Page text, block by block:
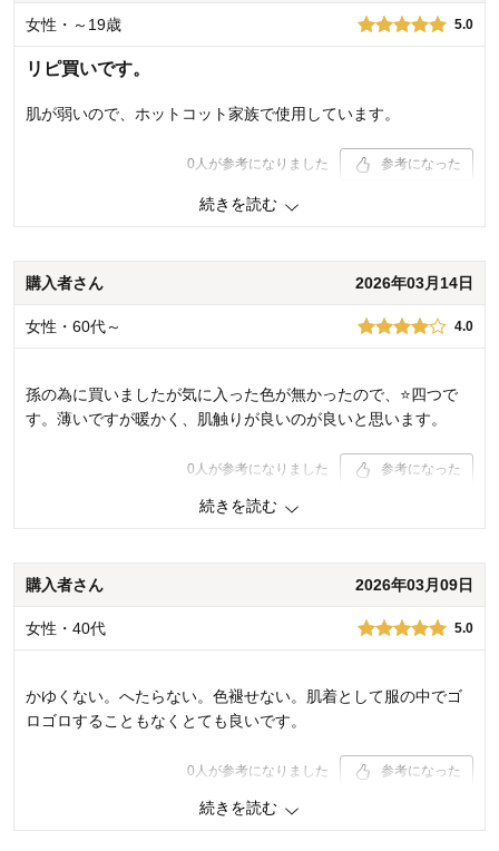
お子さまの性別：
女性・～19歳 5.0
リピ買いです。
肌が弱いので、ホットコット家族で使用しています。
0 人が参考になりました 参考になった
5.0
着心地･使用感
ブラック（お名前スペース・あり）,
お子様の年齢： 13歳以上
続きを読む
購入者さん 2026年03月14日
女性・60代～ 4.0
孫の為に買いましたが気に入った色が無かったので、⭐️四つで
す。薄いですが暖かく、肌触りが良いのが良いと思います。
0 人が参考になりました 参考になった
着心地･使用感
マカロンピンク（お名前スペース・あ
お子様の年齢： 6～9歳
続きを読む
購入者さん 2026年03月09日
女性・40代 5.0
かゆくない。へたらない。色褪せない。肌着として服の中でゴ
ロゴロすることもなくとても良いです。
0 人が参考になりました 参考になった
続きを読む